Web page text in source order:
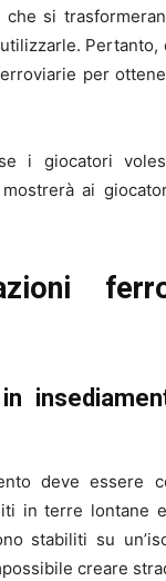
si
Pertanto,
per
i giocatori
mostrerà ai
deve essere
in terre lontane
stabiliti su
creare